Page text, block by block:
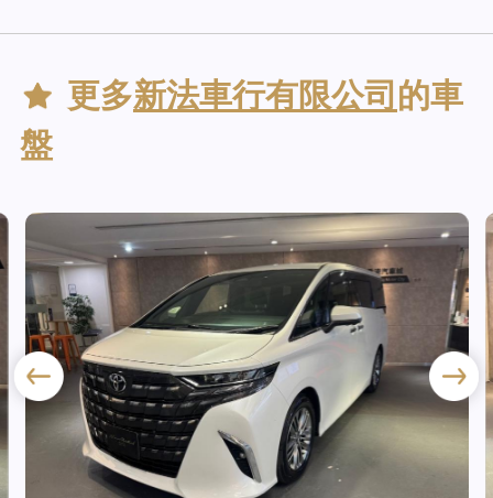
更多新法車行有限公司 的車
盤